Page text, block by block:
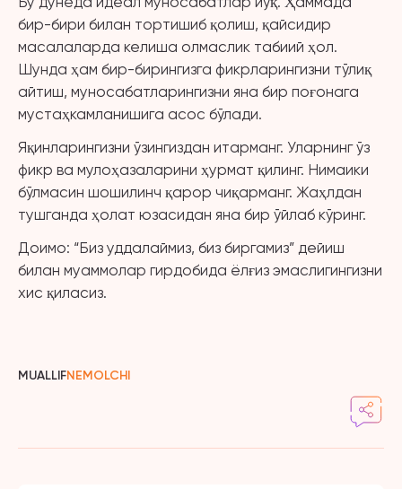
бир-бири билан тортишиб қолиш, қайсидир
масалаларда келиша олмаслик табиий ҳол.
Шунда ҳам бир-бирингизга фикрларингизни тўлиқ
айтиш, муносабатларингизни яна бир поғонага
мустаҳкамланишига асос бўлади.
Яқинларингизни ўзингиздан итарманг. Уларнинг ўз
фикр ва мулоҳазаларини ҳурмат қилинг. Нимаики
бўлмасин шошилинч қарор чиқарманг. Жаҳлдан
тушганда ҳолат юзасидан яна бир ўйлаб кўринг.
Доимо: “Биз уддалаймиз, биз биргамиз” дейиш
билан муаммолар гирдобида ёлғиз эмаслигингизни
хис қиласиз.
MUALLIFNEMOLCHI